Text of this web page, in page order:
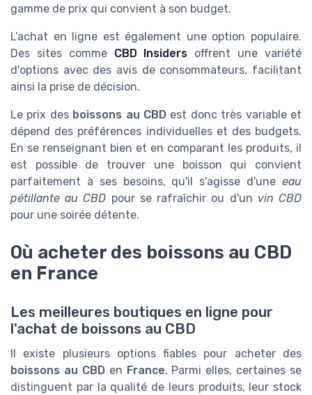
gamme de prix qui convient à son budget.
L’achat en ligne est également une option populaire.
Des sites comme CBD Insiders offrent une variété
d'options avec des avis de consommateurs, facilitant
ainsi la prise de décision.
Le prix des boissons au CBD est donc très variable et
dépend des préférences individuelles et des budgets.
En se renseignant bien et en comparant les produits, il
est possible de trouver une boisson qui convient
parfaitement à ses besoins, qu'il s'agisse d'une eau
pétillante au CBD pour se rafraîchir ou d'un vin CBD
pour une soirée détente.
Où acheter des boissons au CBD
en France
Les meilleures boutiques en ligne pour
l'achat de boissons au CBD
Il existe plusieurs options fiables pour acheter des
boissons au CBD en France. Parmi elles, certaines se
distinguent par la qualité de leurs produits, leur stock